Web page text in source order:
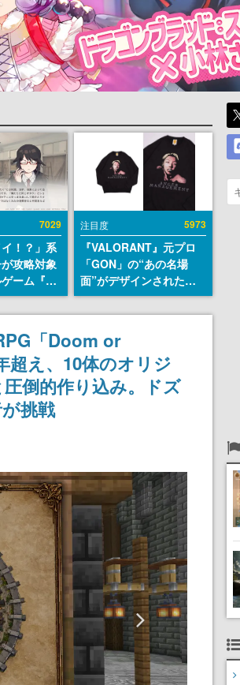
7029
イ！？」系
攻略対象
ーム『美
Steamス
開。「お
自重しろ
微笑の夢
不思議ち
を謳歌
注目度 5973
『VALORANT』元プロ
「GON」の“あの名場
面”がデザインされた新
作グッズが本日8月5日よ
り期間限定で発売。Tシ
クキーなどが全品受注生
産で登場、過去に発売し
たグッズの再販も
「Doom or
超え、10体のオリジ
倒的作り込み。ドズ
挑戦